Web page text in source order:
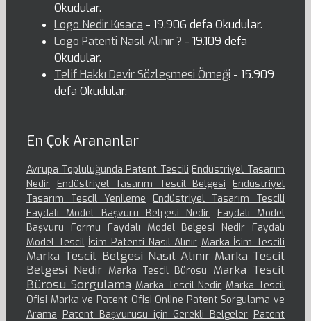
Okudular.
Logo Nedir Kısaca - 19.906 defa Okudular.
Logo Patenti Nasıl Alınır ? - 19.109 defa
Okudular.
Telif Hakkı Devir Sözleşmesi Örneği - 15.909
defa Okudular.
En Çok Arananlar
Avrupa Topluluğunda Patent Tescili Endüstriyel Tasarım
Nedir Endüstriyel Tasarım Tescil Belgesi
Endüstriyel
Tasarım Tescil Yenileme
Endüstriyel Tasarım Tescili
Faydalı Model Başvuru Belgesi Nedir
Faydalı Model
Başvuru Formu
Faydalı Model Belgesi Nedir Faydalı
Model Tescil İsim Patenti Nasıl Alınır Marka İsim Tescili
Marka Tescil Belgesi Nasıl Alınır Marka Tescil
Belgesi Nedir Marka Tescil Bürosu Marka Tescil
Bürosu Sorgulama Marka Tescil Nedir Marka Tescil
Ofisi Marka ve Patent Ofisi Online Patent Sorgulama ve
Arama Patent Başvurusu için Gerekli Belgeler Patent